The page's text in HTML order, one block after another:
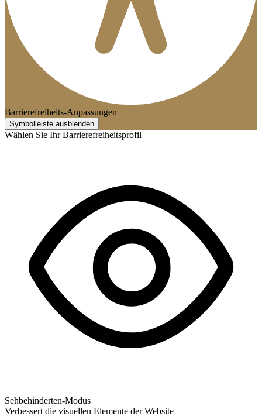
Barrierefreiheits-Anpassungen
Symbolleiste ausblenden
Wählen Sie Ihr Barrierefreiheitsprofil
Sehbehinderten-Modus
Verbessert die visuellen Elemente der Website